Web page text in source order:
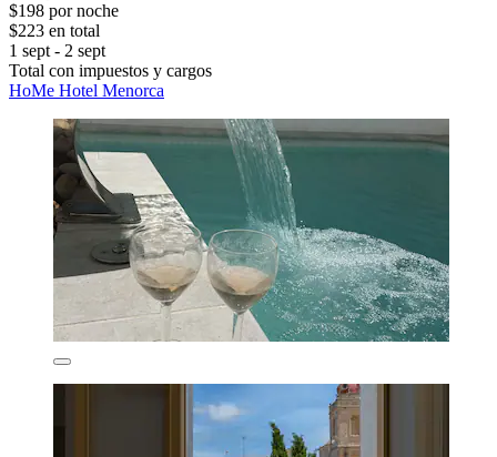
$198 por noche
$223 en total
1 sept - 2 sept
Total con impuestos y cargos
HoMe Hotel Menorca